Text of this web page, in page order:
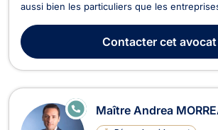
aussi bien les particuliers que les
plusieurs branches du droit. 🔹 Domaines
Droit des sociétés– Création d’entreprises...
Contactercet avocat
Maître Andrea
E
N